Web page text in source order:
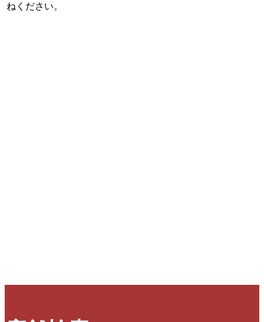
ねください。